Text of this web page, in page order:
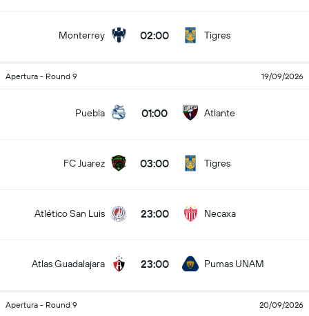
Monterrey 02:00 Tigres
Apertura - Round 9 19/09/2026
Puebla 01:00 Atlante
FC Juarez 03:00 Tigres
Atlético San Luis 23:00 Necaxa
Atlas Guadalajara 23:00 Pumas UNAM
Apertura - Round 9 20/09/2026